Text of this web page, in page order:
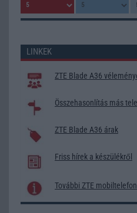
LINKEK
ZTE Blade A36
Összehasonlítás más
ZTE Blade A36 árak
Friss hírek a készülékről
További ZTE